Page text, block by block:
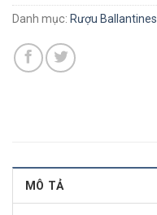
Danh mục: Rượu Ballantines
MÔ TẢ